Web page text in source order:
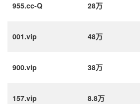
955.cc-Q 28万
001.vip 48万
900.vip 38万
157.vip 8.8万